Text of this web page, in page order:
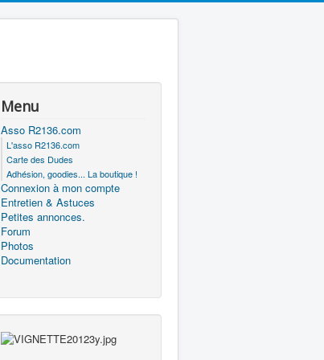
Menu
Asso R2136.com
L'asso R2136.com
Carte des Dudes
Adhésion, goodies... La boutique !
Connexion à mon compte
Entretien & Astuces
Petites annonces.
Forum
Photos
Documentation